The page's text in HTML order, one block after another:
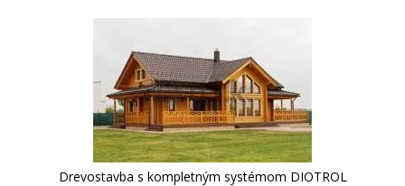
Drevostavba s kompletným systémom DIOTROL